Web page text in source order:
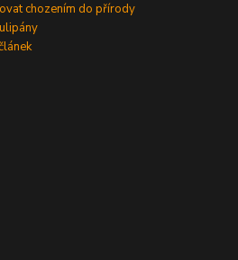
chozením do přírody